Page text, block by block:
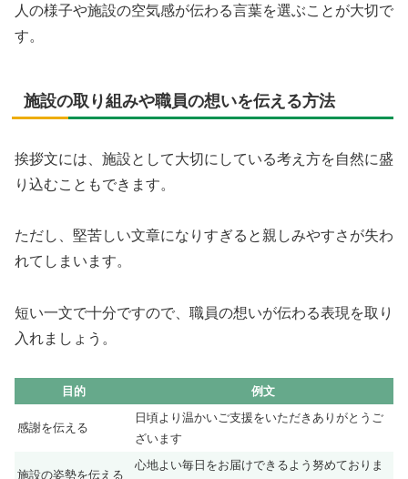
人の様子や施設の空気感が伝わる言葉を選ぶことが大切で
す。
施設の取り組みや職員の想いを伝える方法
挨拶文には、施設として大切にしている考え方を自然に盛
り込むこともできます。
ただし、堅苦しい文章になりすぎると親しみやすさが失わ
れてしまいます。
短い一文で十分ですので、職員の想いが伝わる表現を取り
入れましょう。
目的 例文
感謝を伝える
日頃より温かいご支援をいただきありがとうご
ざいます
施設の姿勢を伝える
心地よい毎日をお届けできるよう努めておりま